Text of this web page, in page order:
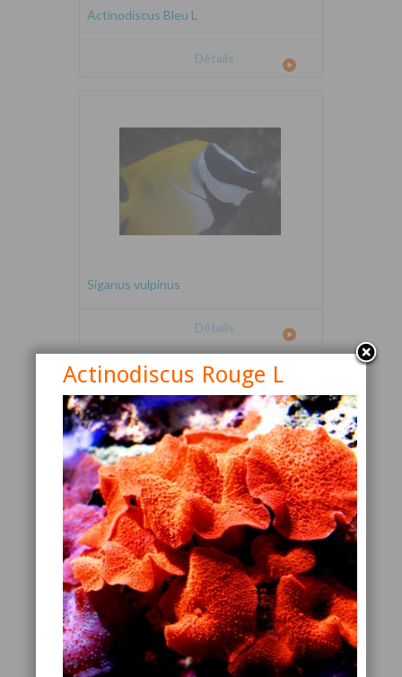
Actinodiscus Bleu L
Détails
Siganus vulpinus
Détails
Canthigaster valentini
Détails
Actinodiscus Rouge L